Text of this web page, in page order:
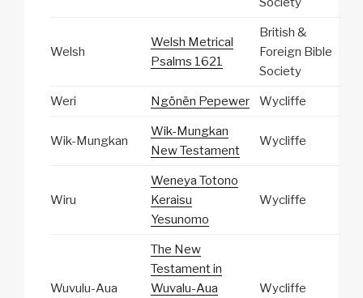
Welsh
Welsh Metrical
Psalms 1621
British &
Foreign Bible
Society
Weri Ngönën Pepewer Wycliffe
Wik-Mungkan
Wik-Mungkan
New Testament
Wycliffe
Wiru
Weneya Totono
Keraisu
Yesunomo
Wycliffe
Wuvulu-Aua
The New
Testament in
Wuvalu-Aua
Wycliffe